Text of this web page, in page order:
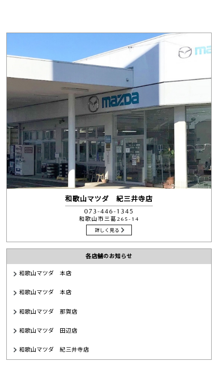
和歌山マツダ 紀三井寺店
073-446-1345
和歌山市三葛265-14
詳しく見る
各店舗のお知らせ
和歌山マツダ 本店
和歌山マツダ 本店
和歌山マツダ 那賀店
和歌山マツダ 田辺店
和歌山マツダ 紀三井寺店